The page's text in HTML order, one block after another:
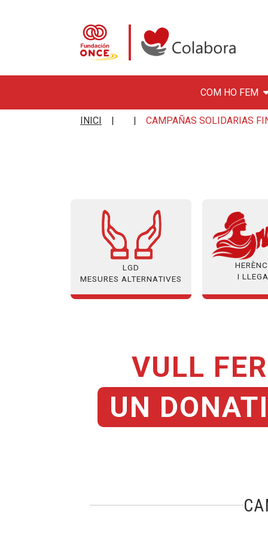
Colabora con la Fundación
COM HO FEM
INICI CAMPAÑAS SOLIDARIAS
LGD
MESURES ALTERNATIVES
I
VULL FER
UN